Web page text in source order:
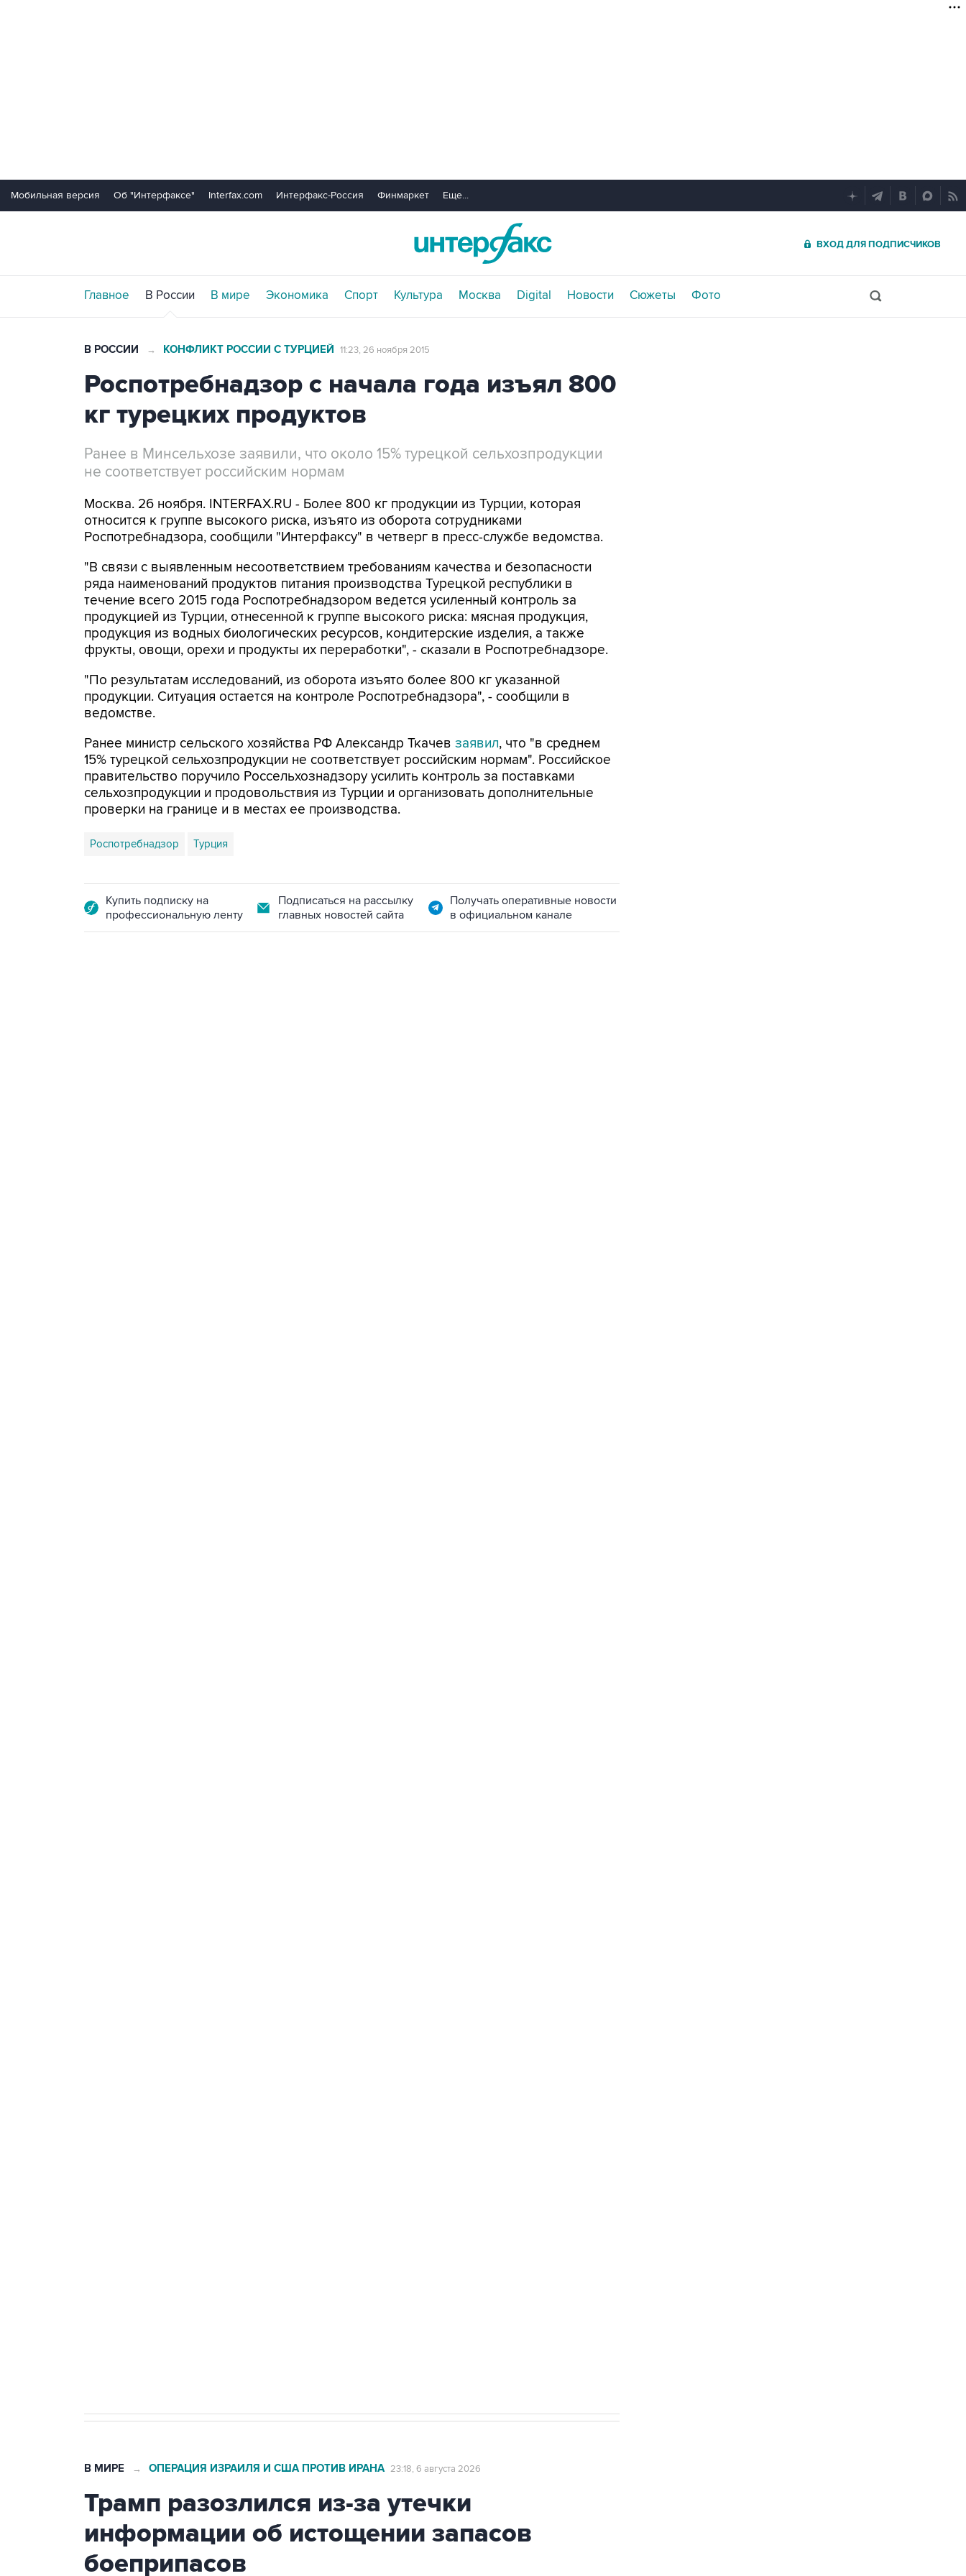
Мобильная версия Об "Интерфаксе" Interfax.com Интерфакс-Россия Финмаркет Еще...
ВХОД ДЛЯ ПОДПИСЧИКОВ
Главное В России В мире Экономика Спорт Культура Москва Digital Новости Сюжеты Фото
В РОССИИ → КОНФЛИКТ РОССИИ С ТУРЦИЕЙ 11:23, 26 ноября 2015
Роспотребнадзор с начала года изъял 800
кг турецких продуктов
Ранее в Минсельхозе заявили, что около 15% турецкой сельхозпродукции
не соответствует российским нормам
Москва. 26 ноября. INTERFAX.RU - Более 800 кг продукции из Турции, которая
относится к группе высокого риска, изъято из оборота сотрудниками
Роспотребнадзора, сообщили "Интерфаксу" в четверг в пресс-службе ведомства.
"В связи с выявленным несоответствием требованиям качества и безопасности
ряда наименований продуктов питания производства Турецкой республики в
течение всего 2015 года Роспотребнадзором ведется усиленный контроль за
продукцией из Турции, отнесенной к группе высокого риска: мясная продукция,
продукция из водных биологических ресурсов, кондитерские изделия, а также
фрукты, овощи, орехи и продукты их переработки", - сказали в Роспотребнадзоре.
"По результатам исследований, из оборота изъято более 800 кг указанной
продукции. Ситуация остается на контроле Роспотребнадзора", - сообщили в
ведомстве.
Ранее министр сельского хозяйства РФ Александр Ткачев заявил, что "в среднем
15% турецкой сельхозпродукции не соответствует российским нормам". Российское
правительство поручило Россельхознадзору усилить контроль за поставками
сельхозпродукции и продовольствия из Турции и организовать дополнительные
проверки на границе и в местах ее производства.
Роспотребнадзор Турция
Купить подписку на
профессиональную ленту
Подписаться на рассылку
главных новостей сайта
Получать оперативные новости
в официальном канале
В МИРЕ → ОПЕРАЦИЯ ИЗРАИЛЯ И США ПРОТИВ ИРАНА 23:18, 6 августа 2026
Трамп разозлился из-за утечки
информации об истощении запасов
боеприпасов